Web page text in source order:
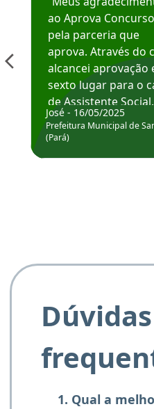
ao Aprova
pela parceria que
aprova. Através do
alcancei aprovação
sexto lugar para o
de Assistente Social.
Hoje estou atuando
Prefeitura de
José - 16/05/2025
Prefeitura Municipal de
(Pará)
Dúvidas
1. Qual a